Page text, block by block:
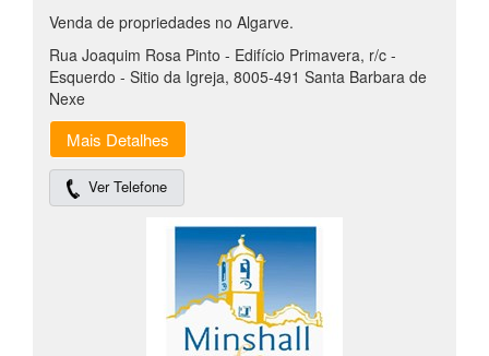
Venda de propriedades no Algarve.
Rua Joaquim Rosa Pinto - Edifício Primavera, r/c -
Esquerdo - Sitio da Igreja, 8005-491 Santa Barbara de
Nexe
Mais Detalhes
Ver Telefone